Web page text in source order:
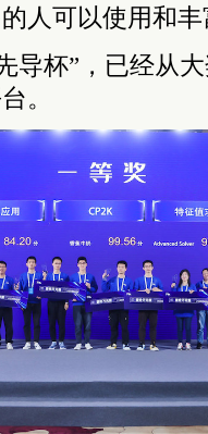
人可以使用和丰
导杯”，已经从
。